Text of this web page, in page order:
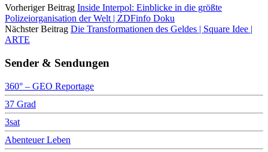
Vorheriger Beitrag Inside Interpol: Einblicke in die größte
Polizeiorganisation der Welt | ZDFinfo Doku
Nächster Beitrag Die Transformationen des Geldes | Square Idee |
ARTE
Sender & Sendungen
360° – GEO Reportage
37 Grad
3sat
Abenteuer Leben